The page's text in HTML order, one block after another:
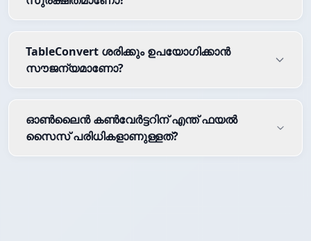
TableConvert ശരിക്കും ഉപയോഗിക്കാൻ
സൗജന്യമാണോ?
ഓൺലൈൻ കൺവേർട്ടറിന് എന്ത് ഫയൽ
സൈസ് പരിധികളാണുള്ളത്?